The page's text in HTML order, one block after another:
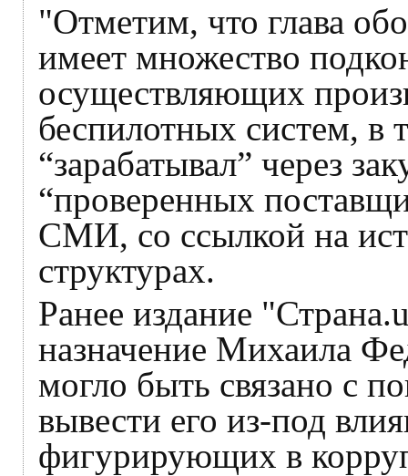
"Отметим, что глава
имеет множество
осуществляющих
беспилотных систем, в
“зарабатывал” через
“проверенных
СМИ, со ссылкой на
структурах.
Ранее издание
назначение Михаила
могло быть связано с
вывести его из-под
фигурирующих в